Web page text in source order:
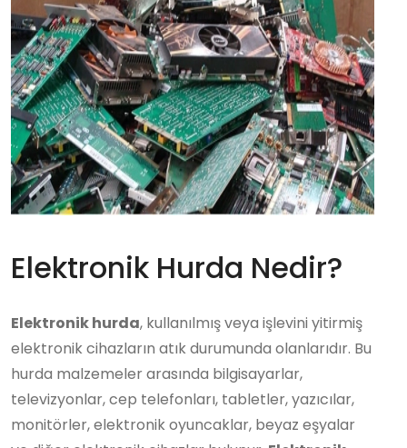
Elektronik Hurda Nedir?
Elektronik hurda, kullanılmış veya işlevini yitirmiş
elektronik cihazların atık durumunda olanlarıdır. Bu
hurda malzemeler arasında bilgisayarlar,
televizyonlar, cep telefonları, tabletler, yazıcılar,
monitörler, elektronik oyuncaklar, beyaz eşyalar